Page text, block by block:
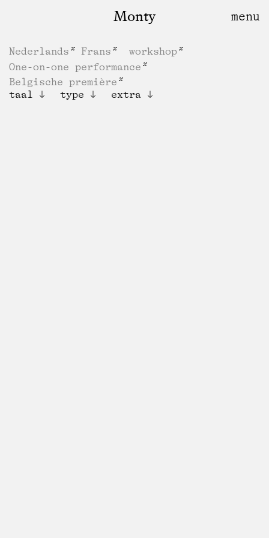
Monty
Nederlands Frans
workshop
One-on-one performance
Belgische première
taal
type extra